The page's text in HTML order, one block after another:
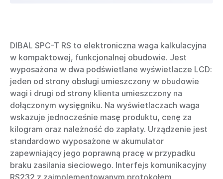
DIBAL SPC-T RS to elektroniczna waga kalkulacyjna
w kompaktowej, funkcjonalnej obudowie. Jest
wyposażona w dwa podświetlane wyświetlacze LCD:
jeden od strony obsługi umieszczony w obudowie
wagi i drugi od strony klienta umieszczony na
dołączonym wysięgniku. Na wyświetlaczach waga
wskazuje jednocześnie masę produktu, cenę za
kilogram oraz należność do zapłaty. Urządzenie jest
standardowo wyposażone w akumulator
zapewniający jego poprawną pracę w przypadku
braku zasilania sieciowego. Interfejs komunikacyjny
RS232 z zaimplementowanym protokołem